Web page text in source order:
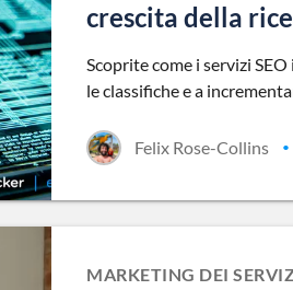
crescita della
Scoprite come i servizi
le classifiche e a
Felix Rose-Collins •
MARKETING DEI